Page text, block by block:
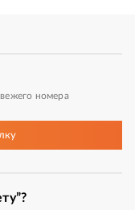
номера